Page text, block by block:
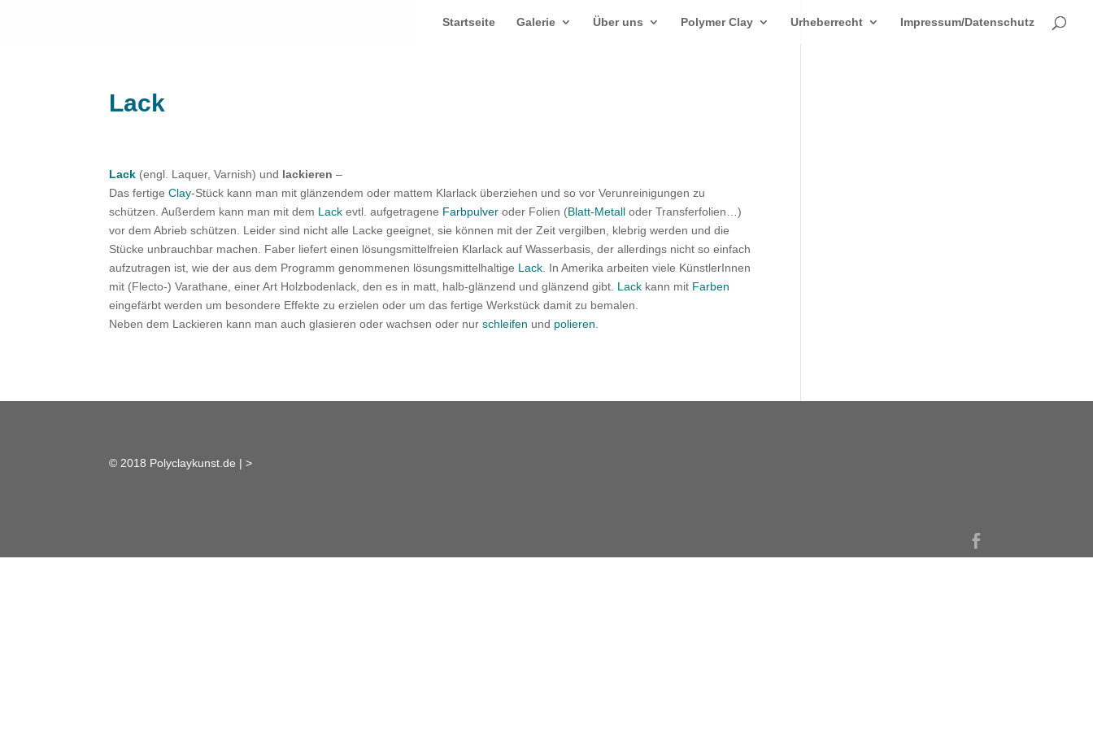
Startseite Galerie Über uns Polymer Clay Urheberrecht Impressum/Datenschutz
Lack
Lack (engl. Laquer, Varnish) und lackieren –
Das fertigeClay-Stück kann man mit glänzendem oder mattem Klarlack überziehen und so vor Verunreinigungen zu
schützen. Außerdem kann man mit dem Lack evtl. aufgetragene Farbpulver oder Folien (Blatt-Metall oder Transferfolien…)
vor dem Abrieb schützen. Leider sind nicht alle Lacke geeignet, sie können mit der Zeit vergilben, klebrig werden und die
Stücke unbrauchbar machen. Faber liefert einen lösungsmittelfreien Klarlack auf Wasserbasis, der allerdings nicht so einfach
aufzutragen ist, wie der aus dem Programm genommenen lösungsmittelhaltige Lack . In Amerika arbeiten viele KünstlerInnen
mit (Flecto-) Varathane, einer Art Holzbodenlack, den es in matt, halb-glänzend und glänzend gibt. Lack kann mit Farben
eingefärbt werden um besondere Effekte zu erzielen oder um das fertige Werkstück damit zu bemalen.
Neben dem Lackieren kann man auch glasieren oder wachsen oder nurschleifen und polieren
© 2018 Polyclaykunst.de |>